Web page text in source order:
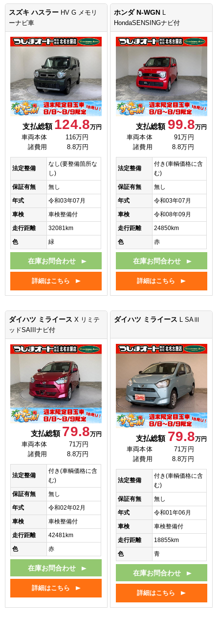
スズキ ハスラー HV G メモリ
ーナビ車
支払総額 124.8万円
車両本体
116万円
諸費用
8.8万円
法定整備
なし(要整備箇所な
し)
保証有無
無し
年式
令和03年07月
車検
車検整備付
走行距離
32081km
色
緑
在庫お問合わせ
詳細はこちら
ホンダ N-WGN L
HondaSENSINGナビ付
支払総額 99.8万円
車両本体
91万円
諸費用
8.8万円
法定整備
付き(車輌価格に含
む)
保証有無
無し
年式
令和03年07月
車検
令和08年09月
走行距離
24850km
色
赤
在庫お問合わせ
詳細はこちら
ダイハツ ミライース X リミテ
ッドSAIIIナビ付
支払総額 79.8万円
車両本体
71万円
諸費用
8.8万円
法定整備
付き(車輌価格に含
む)
保証有無
無し
年式
令和02年02月
車検
車検整備付
走行距離
42481km
色
赤
在庫お問合わせ
詳細はこちら
ダイハツ ミライース L SAⅢ
支払総額 79.8万円
車両本体
71万円
諸費用
8.8万円
法定整備
付き(車輌価格に含
む)
保証有無
無し
年式
令和01年06月
車検
車検整備付
走行距離
18855km
色
青
在庫お問合わせ
詳細はこちら